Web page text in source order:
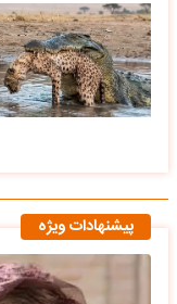
پیشنهادات ویژه